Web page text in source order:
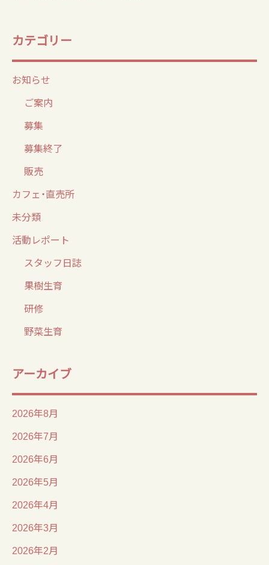
カテゴリー
お知らせ
ご案内
募集
募集終了
販売
カフェ・直売所
未分類
活動レポート
スタッフ日誌
果樹生育
研修
野菜生育
アーカイブ
2026年8月
2026年7月
2026年6月
2026年5月
2026年4月
2026年3月
2026年2月